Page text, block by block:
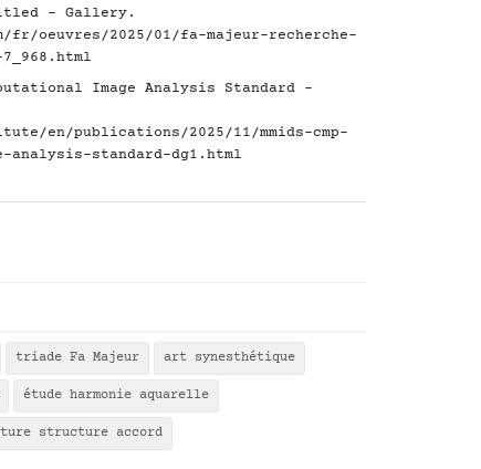
- Gallery.
fr/oeuvres/2025/01/fa-majeur-recherche-
Image Analysis Standard -
en/publications/2025/11/mmids-cmp-
analysis-standard-dg1.html
triade Fa Majeur art synesthétique
étude harmonie aquarelle
structure accord